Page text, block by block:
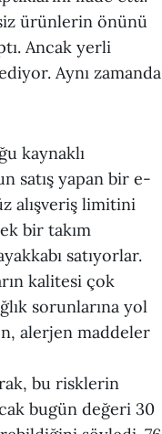
ürünlerin önünü
Ancak yerli
Aynı zamanda
kaynaklı
satış yapan bir e-
alışveriş limitini
bir takım
satıyorlar.
kalitesi çok
sorunlarına yol
alerjen maddeler
bu risklerin
bugün değeri 30